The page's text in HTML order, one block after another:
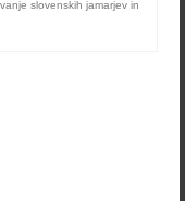
slovenskih jamarjev in